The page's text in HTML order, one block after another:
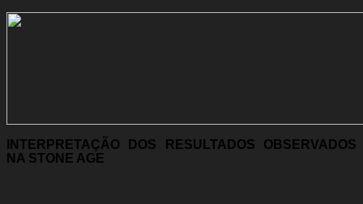
INTERPRETAÇÃO DOS RESULTADOS OBSERVADOS
NA STONE AGE